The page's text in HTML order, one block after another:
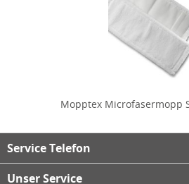
Mopptex Microfasermopp
Service Telefon
Unser Service